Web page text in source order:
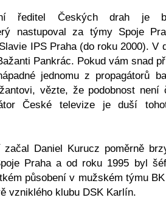
ředitel Českých drah je
nastupoval za týmy Spoje
IPS Praha (do roku 2000). V
Pankrác. Pokud vám snad
jednomu z propagátorů
vězte, že podobnost není
České televize je duší
začal Daniel Kurucz poměrně
Praha a od roku 1995 byl
působení v mužském týmu
vzniklého klubu DSK Karlín.